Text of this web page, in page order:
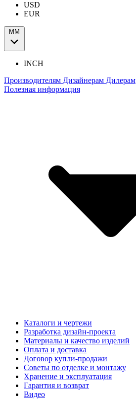
USD
EUR
ММ
INCH
Производителям Дизайнерам Дилерам
Полезная информация
Каталоги и чертежи
Разработка дизайн-проекта
Материалы и качество изделий
Оплата и доставка
Договор купли-продажи
Советы по отделке и монтажу
Хранение и эксплуатация
Гарантия и возврат
Видео